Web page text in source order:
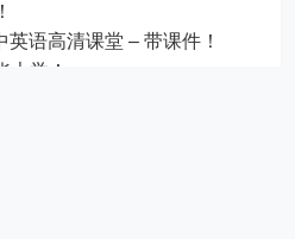
英语高清课堂 – 带课件！
大学！